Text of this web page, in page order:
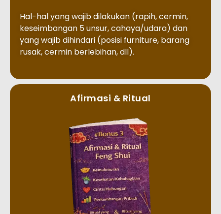
Hal-hal yang wajib dilakukan (rapih, cermin,
keseimbangan 5 unsur, cahaya/udara) dan
yang wajib dihindari (posisi furniture, barang
rusak, cermin berlebihan, dll).
Afirmasi & Ritual